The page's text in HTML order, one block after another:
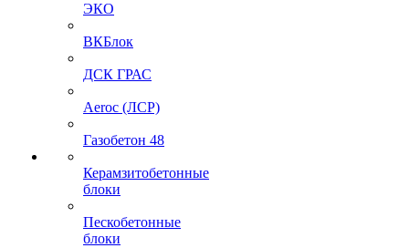
ЭКО
ВКБлок
ДСК ГРАС
Aeroc (ЛСР)
Газобетон 48
Керамзитобетонные
блоки
Пескобетонные
блоки